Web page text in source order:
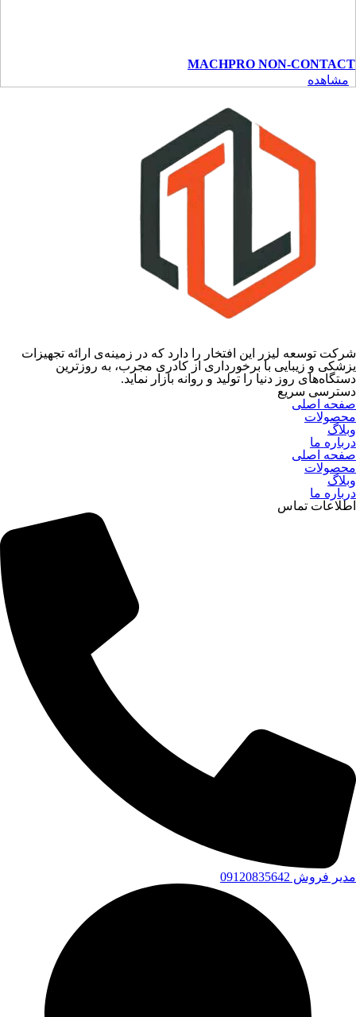
MACHPRO NON-CONTACT
مشاهده
شركت توسعه ليزر اين افتخار را دارد كه در زمينه‌ى ارائه تجهيزات
يزشكى و زيبايى با برخوردارى از كادرى مجرب، به روزترين
دستگاه‌هاى روز دنيا را توليد و روانه بازار نمايد.
دسترسی سریع
صفحه اصلی
محصولات
وبلاگ
درباره ما
صفحه اصلی
محصولات
وبلاگ
درباره ما
اطلاعات تماس
مدیر فروش 09120835642